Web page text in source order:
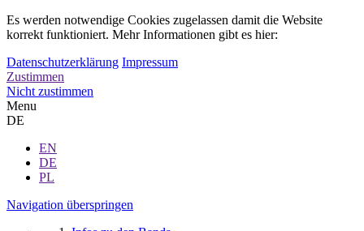
Es werden notwendige Cookies zugelassen damit die Website
korrekt funktioniert. Mehr Informationen gibt es hier:
Datenschutzerklärung Impressum
Zustimmen
Nicht zustimmen
Menu
DE
EN
DE
PL
Navigation überspringen